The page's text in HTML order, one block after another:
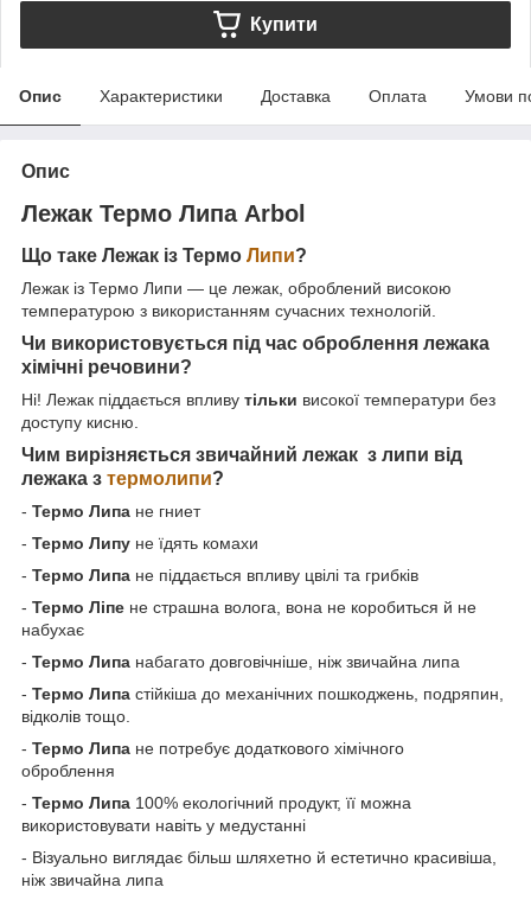
Купити
Опис Характеристики Доставка Оплата Умови
Опис
Лежак Термо Липа Arbol
Що таке Лежак із Термо Липи?
Лежак із Термо Липи — це лежак, оброблений високою
температурою з використанням сучасних технологій.
Чи використовується під час оброблення лежака
хімічні речовини?
Ні! Лежак піддається впливу тільки високої температури без
доступу кисню.
Чим вирізняється звичайний лежак з липи від
лежака з термолипи?
- Термо Липа не гниет
- Термо Липу не їдять комахи
- Термо Липа не піддається впливу цвілі та грибків
- Термо Ліпе не страшна волога, вона не коробиться й не
набухає
- Термо Липа набагато довговічніше, ніж звичайна липа
- Термо Липа стійкіша до механічних пошкоджень, подряпин,
відколів тощо.
- Термо Липа не потребує додаткового хімічного
оброблення
- Термо Липа 100% екологічний продукт, її можна
використовувати навіть у медустанні
- Візуально виглядає більш шляхетно й естетично красивіша,
ніж звичайна липа